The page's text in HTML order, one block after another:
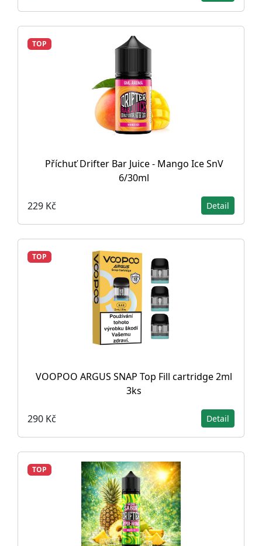
TOP
Příchuť Drifter Bar Juice - Mango Ice SnV
6/30ml
229 Kč Detail
TOP
VOOPOO ARGUS SNAP Top Fill cartridge 2ml
3ks
290 Kč Detail
TOP